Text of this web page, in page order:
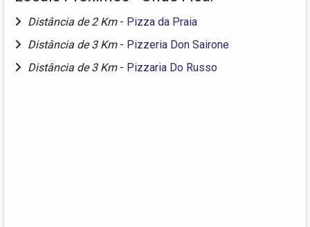
Distância de 2 Km - Pizza da Praia
Distância de 3 Km - Pizzeria Don Sairone
Distância de 3 Km - Pizzaria Do Russo